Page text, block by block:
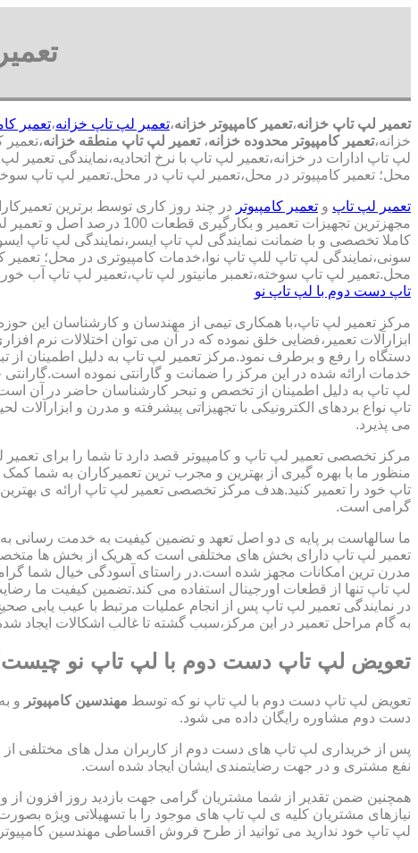
تعمیر لپ تاپ خزانه،تعمیر کامپیوتر خزانه،تعمیر لپ تاپ خزانه،تعمیر
خزانه،تعمیر کامپیوتر محدوده خزانه، تعمیر لپ تاپ منطقه خزانه
لپ تاپ ادارات در خزانه،تعمیر لپ تاپ با نرخ اتحادیه،نمایندگی تعمیر
محل؛ تعمیر کامپیوتر در محل،تعمیر لپ تاپ در محل.تعمیر لپ تاپ
تعمیر لپ تاپ و تعمیر کامپیوتر در چند روز کاری توسط برترین
مجهزترین تجهیزات تعمیر و
کاملا تخصصی و با ضمانت نمایندگی لپ تاپ ایسر،نمایندگی لپ تاپ
سونی،نمایندگی لپ تاپ للپ تاپ نوا،خدمات کامپیوتری در محل؛ تعمیر
محل.تعمیر لپ تاپ سوخته،تعمبر مانیتور لپ تاپ،تعمیر لپ تاپ آب
تاپ دست دوم با لپ تاپ نو
مرکز تعمیر لپ تاپ،با همکاری تیمی از مهندسان و کارشناسان این
ابزارآلات تعمیر،فضایی خلق نموده که در آن می توان اختلالات نرم
دستگاه را رفع و برطرف نمود.مرکز تعمیر لپ تاپ به دلیل اطمینان
خدمات ارائه شده در این مرکز را ضمانت و گارانتی نموده
لپ تاپ به دلیل اطمینان از تخصص و تبحر کارشناسان حاضر در آن
تاپ نواع بردهای الکترونیکی با تجهیزاتی پیشرفته و مدرن و ابزارآلات
می پذیرد.
مرکز تخصصی تعمیر لپ تاپ و کامپیوتر قصد دارد تا شما را برای
منظور ما با بهره گیری از بهترین و مجرب ترین تعمیرکاران به شما
تاپ خود را تعمیر کنید.هدف مرکز تخصصی تعمیر لپ تاپ ارائه ی
گرامی است.
ما سالهاست بر پایه ی دو اصل تعهد و تضمین کیفیت به خدمت رسانی
تعمیر لپ تاپ دارای بخش های مختلفی است که هریک از بخش ها
مدرن ترین امکانات مجهز شده است.در راستای آسودگی خیال شما
لپ تاپ تنها از قطعات اورجینال استفاده می کند.تضمین کیفیت ما
در نمایندگی تعمیر لپ تاپ پس از انجام عملیات مرتبط با عیب یابی
به گام مراحل تعمیر در این مرکز،سبب گشته تا غالب اشکالات ایجاد
تعویض لپ تاپ دست دوم با لپ تاپ نو
تعویض لپ تاپ دست دوم با لپ تاپ نو که توسط مهندسین کامپیوتر و
دست دوم مشاوره رایگان داده می شود.
پس از خریداری لپ تاپ های دست دوم از کاربران مدل های مختلفی از
نفع مشتری و در جهت رضایتمندی ایشان ایجاد شده است.
همچنین ضمن تقدیر از شما مشتریان گرامی جهت بازدید روز افزون
نیازهای مشتریان کلیه ی لپ تاپ های موجود را با تسهیلاتی ویژه
لپ تاپ خود ندارید می توانید از طرح فروش اقساطی مهندسین